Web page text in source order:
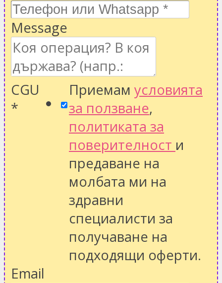
Message
CGU
*
Приемам условията
за ползване,
политиката за
поверителност и
предаване на
молбата ми на
здравни
специалисти за
получаване на
подходящи оферти.
Email